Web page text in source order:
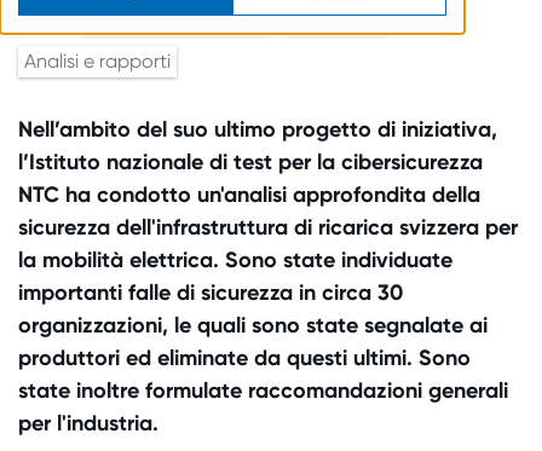
Tags:
Comunicati stampa
Nei media
Analisi e rapporti
Nell’ambito del suo ultimo progetto di iniziativa,
l’Istituto nazionale di test per la cibersicurezza
NTC ha condotto un'analisi approfondita della
sicurezza dell'infrastruttura di ricarica svizzera per
la mobilità elettrica. Sono state individuate
importanti falle di sicurezza in circa 30
organizzazioni, le quali sono state segnalate ai
produttori ed eliminate da questi ultimi. Sono
state inoltre formulate raccomandazioni generali
per l'industria.